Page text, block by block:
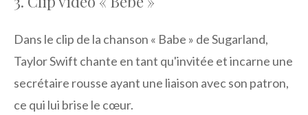
Dans le clip de la chanson « Babe » de Sugarland,
Taylor Swift chante en tant qu'invitée et incarne une
secrétaire rousse ayant une liaison avec son patron,
ce qui lui brise le cœur.